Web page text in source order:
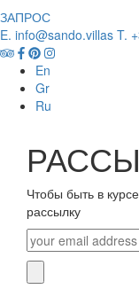
ЗАПРОС
E. info@sando.villas T.
En
Gr
Ru
Чтобы быть в
рассылку